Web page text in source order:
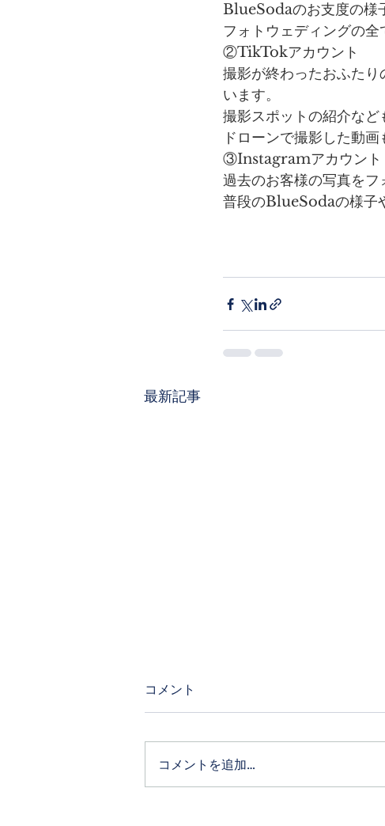
BlueSodaのお支度の様
フォトウェディングの全
②TikTokアカウント
撮影が終わったおふた
います。
撮影スポットの紹介など
ドローンで撮影した動画
③Instagramアカウント
過去のお客様の写真をフ
普段のBlueSodaの様子
最新記事
コメント
コメントを追加…